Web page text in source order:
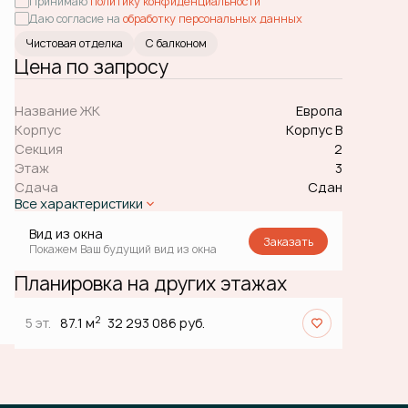
Даю согласие на обработку персональных данных
Чистовая отделка
С балконом
Цена по запросу
Название ЖК
Европа
Корпус
Корпус В
Секция
2
Этаж
3
Сдача
Сдан
Все характеристики
Вид из окна
Покажем Ваш будущий вид из окна Заказать
Планировка на других этажах
5 эт. 87.1 м2 32 293 086 руб.